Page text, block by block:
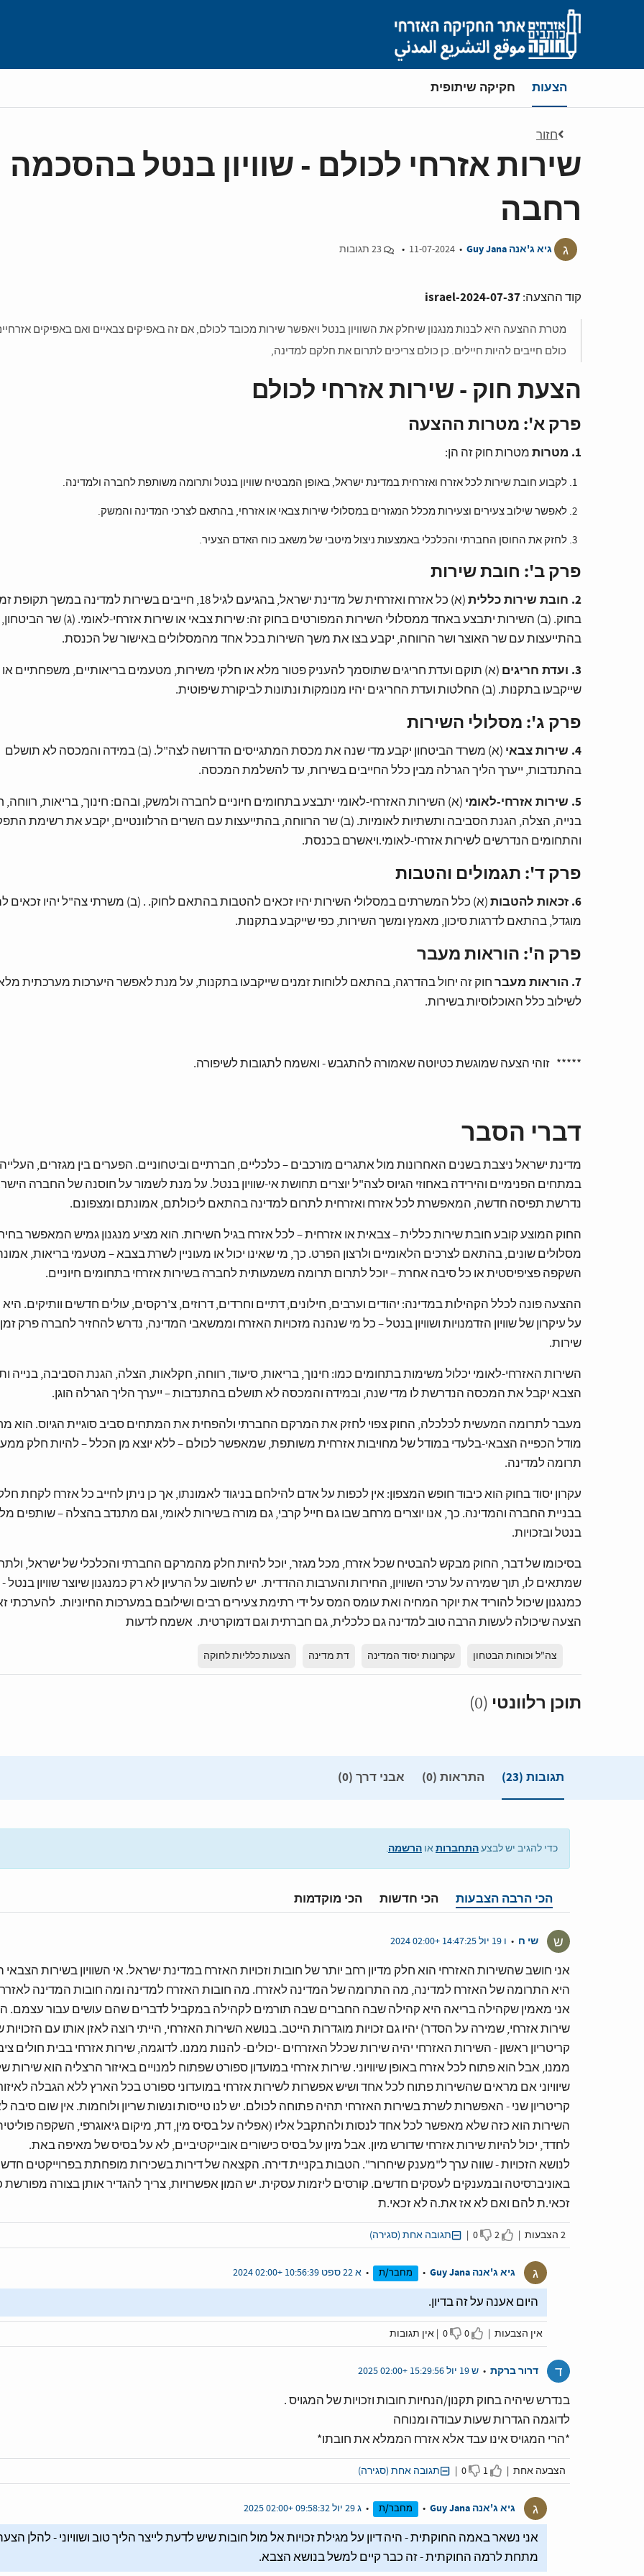
Skip to main content
הצעות חקיקה שיתופית
חזור
שירות אזרחי לכולם - שוויון בנטל בהסכמה
רחבה
ג גיא ג'אנה Guy Jana •
• 23 תגובות
קוד ההצעה:israel-2024-07-37
מטרת ההצעה היא לבנות מנגנון שיחלק את השוויון בנטל ויאפשר שירות מכובד לכולם, אם זה באפיקים צבאיים ואם באפיקים
כולם חייבים להיות חיילים. כן כולם צריכים לתרום את חלקם למדינה,
הצעת חוק - שירות אזרחי לכולם
פרק א': מטרות ההצעה
1. מטרות מטרות חוק זה הן:
לקבוע חובת שירות לכל אזרח ואזרחית במדינת ישראל, באופן המבטיח שוויון בנטל ותרומה משותפת לחברה ולמדינה.
לאפשר שילוב צעירים וצעירות מכלל המגזרים במסלולי שירות צבאי או אזרחי, בהתאם לצרכי המדינה והמשק.
לחזק את החוסן החברתי והכלכלי באמצעות ניצול מיטבי של משאב כוח האדם הצעיר.
פרק ב': חובת שירות
2. חובת שירות כללית
(א) כל אזרח ואזרחית של מדינת ישראל, בהגיעם לגיל 18, חייבים בשירות למדינה
בחוק. (ב) השירות יתבצע באחד ממסלולי השירות המפורטים בחוק זה: שירות צבאי או שירות אזרחי-לאומי. (ג) שר הביטחון,
בהתייעצות עם שר האוצר ושר הרווחה, יקבע בצו את משך השירות בכל אחד מהמסלולים באישור של הכנסת.
3. ועדת חריגים
(א) תוקם ועדת חריגים שתוסמך להעניק פטור מלא או חלקי משירות, מטעמים בריאותיים, משפחתיים
שייקבעו בתקנות. (ב) החלטות ועדת החריגים יהיו מנומקות ונתונות לביקורת שיפוטית.
פרק ג': מסלולי השירות
4. שירות צבאי
(א) משרד הביטחון יקבע מדי שנה את מכסת המתגייסים הדרושה לצה"ל. (ב) במידה והמכסה לא תושלם
בהתנדבות, ייערך הליך הגרלה מבין כלל החייבים בשירות, עד להשלמת המכסה.
5. שירות אזרחי-לאומי
(א) השירות האזרחי-לאומי יתבצע בתחומים חיוניים לחברה ולמשק, ובהם: חינוך, בריאות,
בנייה, הצלה, הגנת הסביבה ותשתיות לאומיות. (ב) שר הרווחה, בהתייעצות עם השרים הרלוונטיים, יקבע את רשימת
והתחומים הנדרשים לשירות אזרחי-לאומי.ויאשרם בכנסת.
פרק ד': תגמולים והטבות
6. זכאות להטבות
(א) כלל המשרתים במסלולי השירות יהיו זכאים להטבות בהתאם לחוק. . (ב) משרתי צה"ל יהיו זכאים
מוגדל, בהתאם לדרגות סיכון, מאמץ ומשך השירות, כפי שייקבע בתקנות.
פרק ה': הוראות מעבר
7. הוראות מעבר
חוק זה יחול בהדרגה, בהתאם ללוחות זמנים שייקבעו בתקנות, על מנת לאפשר היערכות מערכתית
לשילוב כלל האוכלוסיות בשירות.
***** זוהי הצעה שמוגשת כטיוטה שאמורה להתגבש - ואשמח לתגובות לשיפורה.
דברי הסבר
מדינת ישראל ניצבת בשנים האחרונות מול אתגרים מורכבים – כלכליים, חברתיים וביטחוניים. הפערים בין מגזרים, העלייה
במתחים הפנימיים והירידה באחוזי הגיוס לצה"ל יוצרים תחושת אי-שוויון בנטל. על מנת לשמור על חוסנה של החברה
נדרשת תפיסה חדשה, המאפשרת לכל אזרח ואזרחית לתרום למדינה בהתאם ליכולתם, אמונתם ומצפונם.
החוק המוצע קובע חובת שירות כללית – צבאית או אזרחית – לכל אזרח בגיל השירות. הוא מציע מנגנון גמיש המאפשר
מסלולים שונים, בהתאם לצרכים הלאומיים ולרצון הפרט. כך, מי שאינו יכול או מעוניין לשרת בצבא – מטעמי בריאות,
השקפה פציפיסטית או כל סיבה אחרת – יוכל לתרום תרומה משמעותית לחברה בשירות אזרחי בתחומים חיוניים.
ההצעה פונה לכלל הקהילות במדינה: יהודים וערבים, חילונים, דתיים וחרדים, דרוזים, צ'רקסים, עולים חדשים וותיקים.
על עיקרון של שוויון הזדמנויות ושוויון בנטל – כל מי שנהנה מזכויות האזרח וממשאבי המדינה, נדרש להחזיר לחברה פרק
שירות.
השירות האזרחי-לאומי יכלול משימות בתחומים כמו: חינוך, בריאות, סיעוד, רווחה, חקלאות, הצלה, הגנת הסביבה, בנייה
הצבא יקבל את המכסה הנדרשת לו מדי שנה, ובמידה והמכסה לא תושלם בהתנדבות – ייערך הליך הגרלה הוגן.
מעבר לתרומה המעשית לכלכלה, החוק צפוי לחזק את המרקם החברתי ולהפחית את המתחים סביב סוגיית הגיוס. הוא
מודל הכפייה הצבאי-בלעדי במודל של מחויבות אזרחית משותפת, שמאפשר לכולם – ללא יוצא מן הכלל – להיות חלק
תרומה למדינה.
עקרון יסוד בחוק הוא כיבוד חופש המצפון: אין לכפות על אדם להילחם בניגוד לאמונתו, אך כן ניתן לחייב כל אזרח לקחת
בבניית החברה והמדינה. כך, אנו יוצרים מרחב שבו גם חייל קרבי, גם מורה בשירות לאומי, וגם מתנדב בהצלה – שותפים
בנטל ובזכויות.
בסיכומו של דבר, החוק מבקש להבטיח שכל אזרח, מכל מגזר, יוכל להיות חלק מהמרקם החברתי והכלכלי של ישראל,
שמתאים לו, תוך שמירה על ערכי השוויון, החירות והערבות ההדדית. יש לחשוב על הרעיון לא רק כמנגנון שיוצר שוויון בנטל
כמנגנון שיכול להוריד את יוקר המחיה ואת עומס המס על ידי רתימת צעירים רבים ושילובם במערכות החיוניות. להערכתי
הצעה שיכולה לעשות הרבה טוב למדינה גם כלכלית, גם חברתית וגם דמוקרטית. אשמח לדעות
צה"ל וכוחות הבטחון עקרונות יסוד המדינה דת מדינה הצעות כלליות לחוקה
תוכן רלוונטי (0)
תגובות (23) התראות (0) אבני דרך (0)
כדי להגיב יש לבצעהתחברותאו הרשמה.
הכי הרבה הצבעות הכי חדשות הכי מוקדמות
ש שי ח • ו 19 יול 14:47:25 +02:00 2024
אני חושב שהשירות האזרחי הוא חלק מדיון רחב יותר של חובות וזכויות האזרח במדינת ישראל. אי השוויון בשירות
היא התרומה של האזרח למדינה, מה התרומה של המדינה לאזרח. מה חובות האזרח למדינה ומה חובות המדינה
אני מאמין שקהילה בריאה היא קהילה שבה החברים שבה תורמים לקהילה במקביל לדברים שהם עושים עבור עצמם.
שירות אזרחי, שמירה על הסדר) יהיו גם זכויות מוגדרות הייטב. בנושא השירות האזרחי, הייתי רוצה לאזן אותו עם
קריטריון ראשון - השירות האזרחי יהיה שירות שכלל האזרחים -יכולים- להנות ממנו. לדוגמה, שירות אזרחי בבית חולים
ממנו, אבל הוא פתוח לכל אזרח באופן שיוויוני. שירות אזרחי במועדון ספורט שפתוח למנויים באיזור הרצליה הוא שירות
שיוויוני אם מראים שהשירות פתוח לכל אחד ושיש אפשרות לשירות אזרחי במועדוני ספורט בכל הארץ ללא הגבלה לאיזור
קריטריון שני - האפשרות לשרת בשירות האזרחי תהיה פתוחה לכולם. יש לנו טייסות ונשות שריון ולוחמות. אין שום
השירות הוא כזה שלא מאפשר לכל אחד לנסות ולהתקבל אליו (אפליה על בסיס מין, דת, מיקום גיאוגרפי, השקפה
לחדד, יכול להיות שירות אזרחי שדורש מיון. אבל מיון על בסיס כישורים אובייקטיביים, לא על בסיס של מאיפה באת.
לנושא הזכויות - שווה ערך ל"מענק שיחרור". הטבות בקניית דירה. הקצאה של דירות בשכירות מופחתת בפרוייקטים
באוניברסיטה ובמענקים לעסקים חדשים. קורסים ליזמות עסקית. יש המון אפשרויות, צריך להגדיר אותן בצורה
זכאי.ת להם ואם לא אז את.ה לא זכאי.ת
2 הצבעות | תגובה אחת (סגירה)
ג גיא ג'אנה Guy Jana • מחבר/ת • א 22 ספט 10:56:39 +02:00 2024
היום אענה על זה בדיון.
אין הצבעות | אין תגובות
ד דרור ברקת • ש 19 יול 15:29:56 +02:00 2025
בנדרש שיהיה בחוק תקנון/הנחיות חובות וזכויות של המגויס .
לדוגמה הגדרות שעות עבודה ומנוחה
*הרי המגויס אינו עבד אלא אזרח הממלא את חובתו*
הצבעה אחת | תגובה אחת (סגירה)
ג גיא ג'אנה Guy Jana • מחבר/ת • ג 29 יול 09:58:32 +02:00 2025
אני נשאר באמה החוקתית - היה דיון על מגילת זכויות אל מול חובות שיש לדעת לייצר הליך טוב ושוויוני - להלן
מתחת לרמה החוקתית - זה כבר קיים למשל בנושא הצבא.